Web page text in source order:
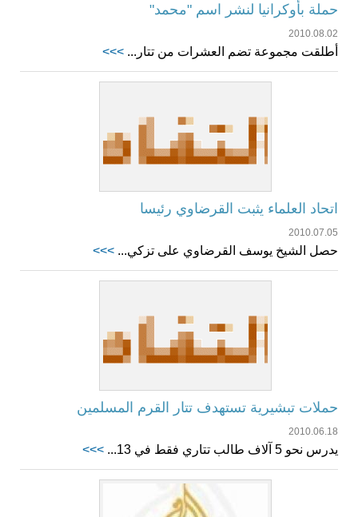
حملة بأوكرانيا لنشر اسم "محمد"
2010.08.02
أطلقت مجموعة تضم العشرات من تتار... >>>
اتحاد العلماء يثبت القرضاوي رئيسا
2010.07.05
حصل الشيخ يوسف القرضاوي على تزكي... >>>
حملات تبشيرية تستهدف تتار القرم المسلمين
2010.06.18
يدرس نحو 5 آلاف طالب تتاري فقط في 13... >>>